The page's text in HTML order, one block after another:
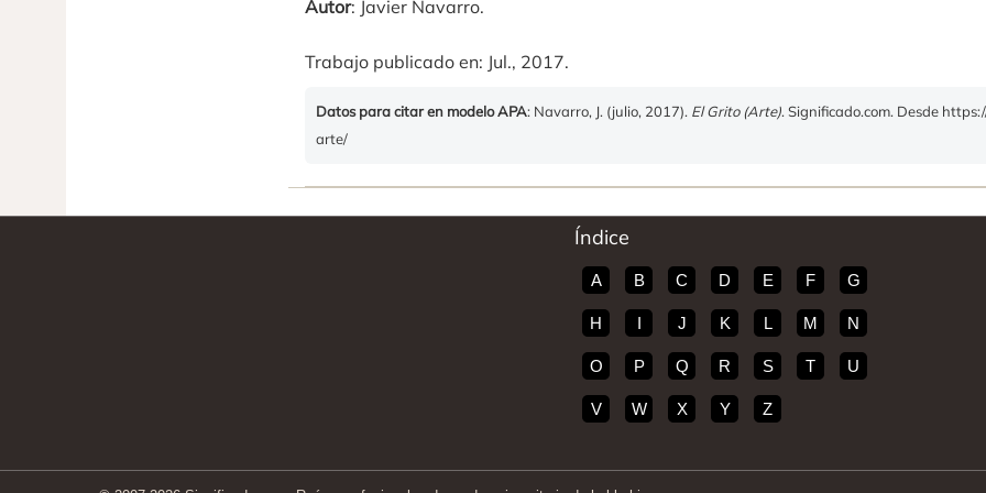
Autor: Javier Navarro.
Trabajo publicado en: Jul., 2017.
Datos para citar en modelo APA: Navarro, J. (julio, 2017). El Grito (Arte). Significado.com. Desde
arte/
Índice
A B C D E F G
H J K L M N
O P Q R S T U
V W X Y Z